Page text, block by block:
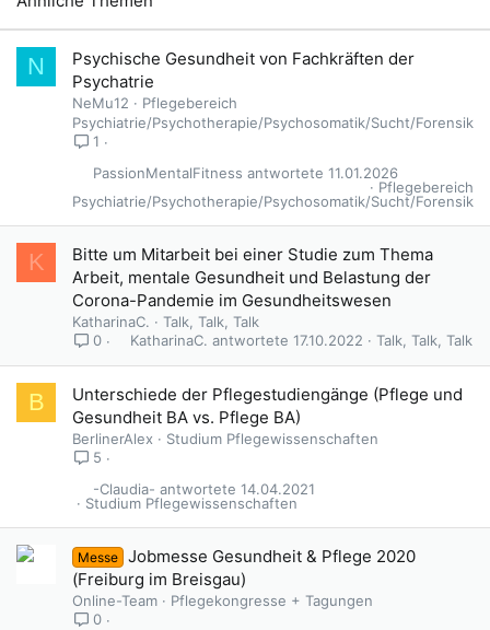
N
Psychische Gesundheit von Fachkräften der
Psychatrie
NeMu12
Pflegebereich
Psychiatrie/Psychotherapie/Psychosomatik/Sucht/Forensik
1
Pflegebereich
Psychiatrie/Psychotherapie/Psychosomatik/Sucht/Forensik
11.01.2026
PassionMentalFitness
K
Bitte um Mitarbeit bei einer Studie zum Thema
Arbeit, mentale Gesundheit und Belastung der
Corona-Pandemie im Gesundheitswesen
KatharinaC.
Talk, Talk, Talk
0
Talk, Talk, Talk
17.10.2022
KatharinaC.
B
Unterschiede der Pflegestudiengänge (Pflege und
Gesundheit BA vs. Pflege BA)
BerlinerAlex
Studium Pflegewissenschaften
5
Studium Pflegewissenschaften
14.04.2021
-Claudia-
Messe
Jobmesse Gesundheit & Pflege 2020
(Freiburg im Breisgau)
Online-Team
Pflegekongresse + Tagungen
0